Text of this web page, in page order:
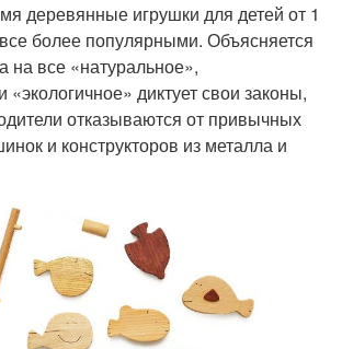
деревянные игрушки для детей от 1
более популярными. Объясняется
на все «натуральное»,
«экологичное» диктует свои законы,
отказываются от привычных
и конструкторов из металла и